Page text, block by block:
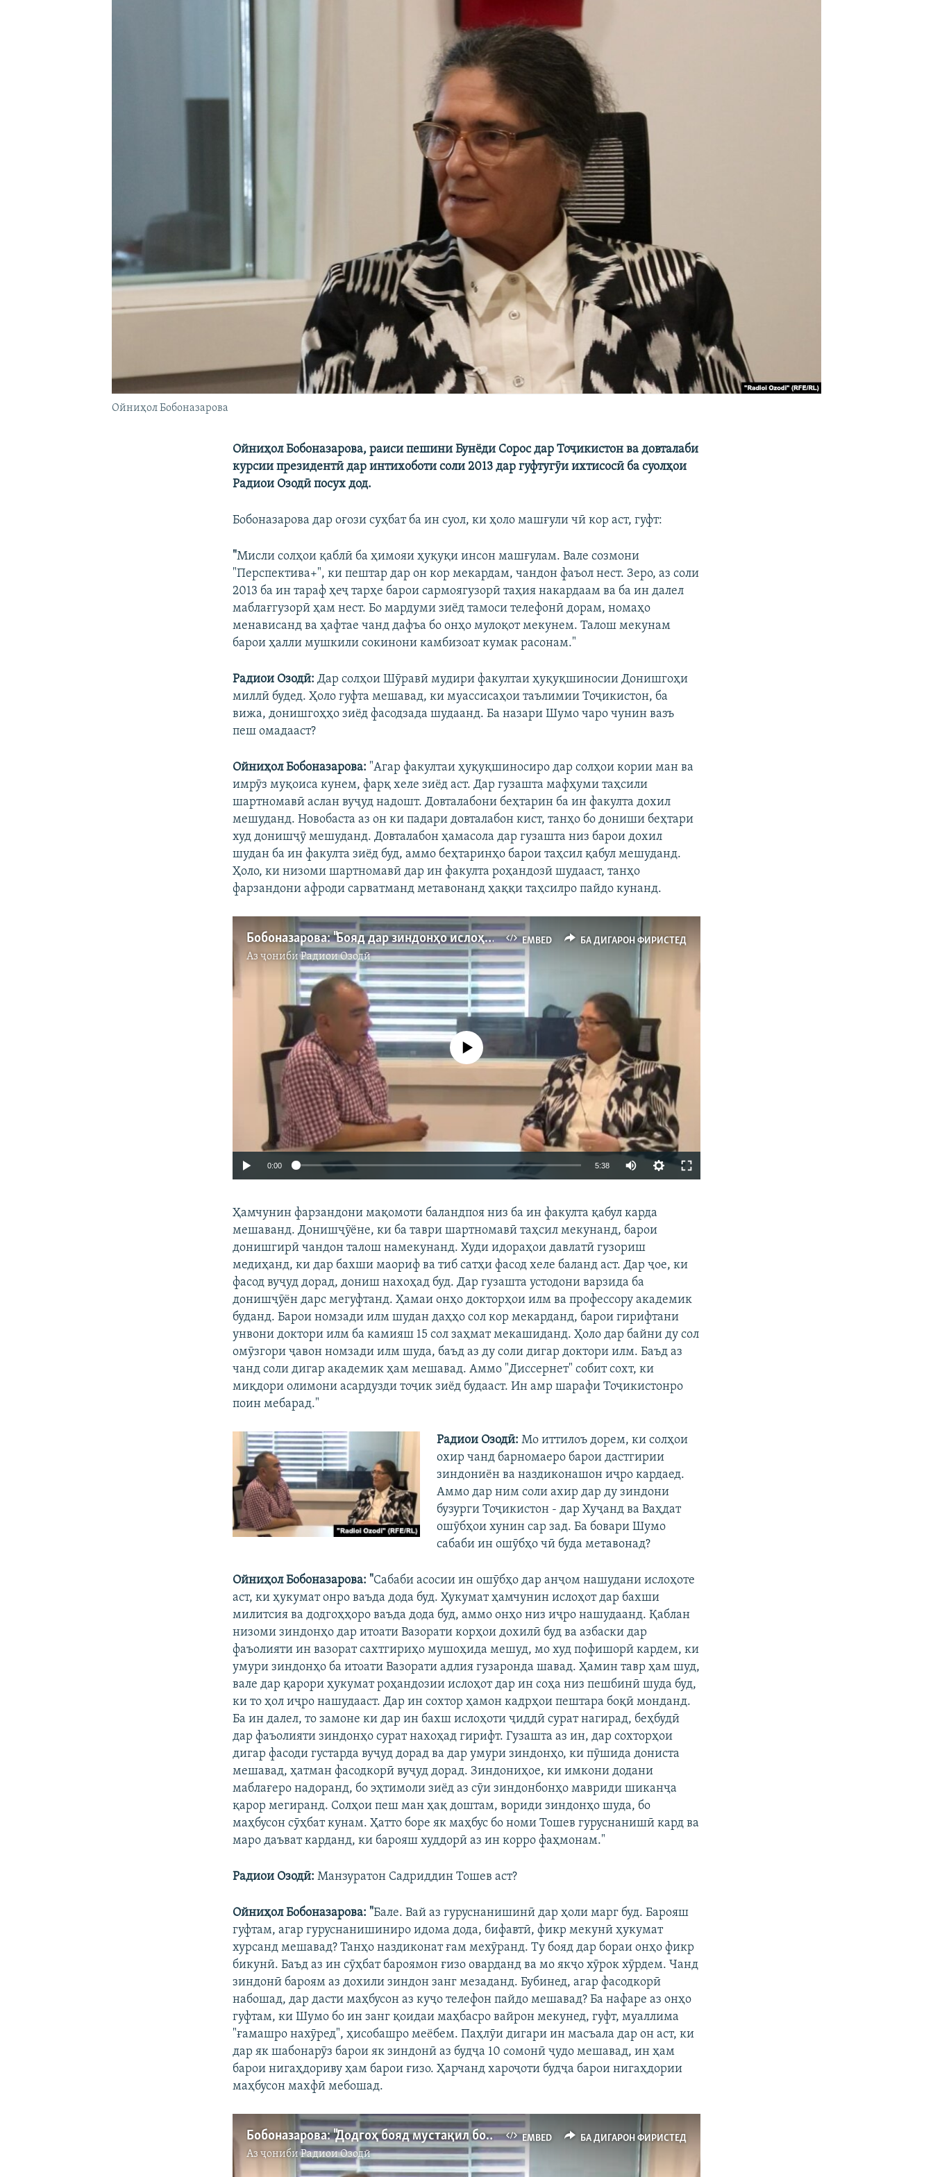
Ойниҳол Бобоназарова
Ойниҳол Бобоназарова, раиси пешини Бунёди Сорос дар Тоҷикистон ва довталаби
курсии президентӣ дар интихоботи соли 2013 дар гуфтугӯи ихтисосӣ ба суолҳои
Радиои Озодӣ посух дод.
Бобоназарова дар оғози суҳбат ба ин суол, ки ҳоло машғули чӣ кор аст, гуфт:
"Мисли солҳои қаблӣ ба ҳимояи ҳуқуқи инсон машғулам. Вале созмони
"Перспектива+", ки пештар дар он кор мекардам, чандон фаъол нест. Зеро, аз соли
2013 ба ин тараф ҳеҷ тарҳе барои сармоягузорӣ таҳия накардаам ва ба ин далел
маблағгузорӣ ҳам нест. Бо мардуми зиёд тамоси телефонӣ дорам, номаҳо
менависанд ва ҳафтае чанд дафъа бо онҳо мулоқот мекунем. Талош мекунам
барои ҳалли мушкили сокинони камбизоат кумак расонам."
Радиои Озодӣ: Дар солҳои Шӯравӣ мудири факултаи ҳуқуқшиносии Донишгоҳи
миллӣ будед. Ҳоло гуфта мешавад, ки муассисаҳои таълимии Тоҷикистон, ба
вижа, донишгоҳҳо зиёд фасодзада шудаанд. Ба назари Шумо чаро чунин вазъ
пеш омадааст?
Ойниҳол Бобоназарова: "Агар факултаи ҳуқуқшиносиро дар солҳои кории ман ва
имрӯз муқоиса кунем, фарқ хеле зиёд аст. Дар гузашта мафҳуми таҳсили
шартномавӣ аслан вуҷуд надошт. Довталабони беҳтарин ба ин факулта дохил
мешуданд. Новобаста аз он ки падари довталабон кист, танҳо бо дониши беҳтари
худ донишҷӯ мешуданд. Довталабон ҳамасола дар гузашта низ барои дохил
шудан ба ин факулта зиёд буд, аммо беҳтаринҳо барои таҳсил қабул мешуданд.
Ҳоло, ки низоми шартномавӣ дар ин факулта роҳандозӣ шудааст, танҳо
фарзандони афроди сарватманд метавонанд ҳаққи таҳсилро пайдо кунанд.
EMBED БА ДИГАРОН ФИРИСТЕД
Бобоназарова: "Бояд дар зиндонҳо ислоҳот сурат бигирад"
Аз ҷонибиРадиои Озодӣ
EMBED БА ДИГАРОН ФИРИСТЕД
Феълан кор намекунад
0:00 5:38
Ҳамчунин фарзандони мақомоти баландпоя низ ба ин факулта қабул карда
мешаванд. Донишҷӯёне, ки ба таври шартномавӣ таҳсил мекунанд, барои
донишгирӣ чандон талош намекунанд. Худи идораҳои давлатӣ гузориш
медиҳанд, ки дар бахши маориф ва тиб сатҳи фасод хеле баланд аст. Дар ҷое, ки
фасод вуҷуд дорад, дониш нахоҳад буд. Дар гузашта устодони варзида ба
донишҷӯён дарс мегуфтанд. Ҳамаи онҳо докторҳои илм ва профессору академик
буданд. Барои номзади илм шудан даҳҳо сол кор мекарданд, барои гирифтани
унвони доктори илм ба камияш 15 сол заҳмат мекашиданд. Ҳоло дар байни ду сол
омӯзгори ҷавон номзади илм шуда, баъд аз ду соли дигар доктори илм. Баъд аз
чанд соли дигар академик ҳам мешавад. Аммо "Диссернет" собит сохт, ки
миқдори олимони асардузди тоҷик зиёд будааст. Ин амр шарафи Тоҷикистонро
поин мебарад."
Радиои Озодӣ: Мо иттилоъ дорем, ки солҳои
охир чанд барномаеро барои дастгирии
зиндониён ва наздиконашон иҷро кардаед.
Аммо дар ним соли ахир дар ду зиндони
бузурги Тоҷикистон - дар Хуҷанд ва Ваҳдат
ошӯбҳои хунин сар зад. Ба бовари Шумо
сабаби ин ошӯбҳо чӣ буда метавонад?
Ойниҳол Бобоназарова: "Сабаби асосии ин ошӯбҳо дар анҷом нашудани ислоҳоте
аст, ки ҳукумат онро ваъда дода буд. Ҳукумат ҳамчунин ислоҳот дар бахши
милитсия ва додгоҳҳоро ваъда дода буд, аммо онҳо низ иҷро нашудаанд. Қаблан
низоми зиндонҳо дар итоати Вазорати корҳои дохилӣ буд ва азбаски дар
фаъолияти ин вазорат сахтгириҳо мушоҳида мешуд, мо худ пофишорӣ кардем, ки
умури зиндонҳо ба итоати Вазорати адлия гузаронда шавад. Ҳамин тавр ҳам шуд,
вале дар қарори ҳукумат роҳандозии ислоҳот дар ин соҳа низ пешбинӣ шуда буд,
ки то ҳол иҷро нашудааст. Дар ин сохтор ҳамон кадрҳои пештара боқӣ монданд.
Ба ин далел, то замоне ки дар ин бахш ислоҳоти ҷиддӣ сурат нагирад, беҳбудӣ
дар фаъолияти зиндонҳо сурат нахоҳад гирифт. Гузашта аз ин, дар сохторҳои
дигар фасоди густарда вуҷуд дорад ва дар умури зиндонҳо, ки пӯшида дониста
мешавад, ҳатман фасодкорӣ вуҷуд дорад. Зиндониҳое, ки имкони додани
маблағеро надоранд, бо эҳтимоли зиёд аз сӯи зиндонбонҳо мавриди шиканҷа
қарор мегиранд. Солҳои пеш ман ҳақ доштам, вориди зиндонҳо шуда, бо
маҳбусон сӯҳбат кунам. Ҳатто боре як маҳбус бо номи Тошев гуруснанишӣ кард ва
маро даъват карданд, ки барояш худдорӣ аз ин корро фаҳмонам."
Радиои Озодӣ: Манзуратон Садриддин Тошев аст?
Ойниҳол Бобоназарова: "Бале. Вай аз гуруснанишинӣ дар ҳоли марг буд. Барояш
гуфтам, агар гуруснанишиниро идома дода, бифавтӣ, фикр мекунӣ ҳукумат
хурсанд мешавад? Танҳо наздиконат ғам мехӯранд. Ту бояд дар бораи онҳо фикр
бикунӣ. Баъд аз ин сӯҳбат бароямон ғизо оварданд ва мо якҷо хӯрок хӯрдем. Чанд
зиндонӣ бароям аз дохили зиндон занг мезаданд. Бубинед, агар фасодкорӣ
набошад, дар дасти маҳбусон аз куҷо телефон пайдо мешавад? Ба нафаре аз онҳо
гуфтам, ки Шумо бо ин занг қоидаи маҳбасро вайрон мекунед, гуфт, муаллима
"ғамашро нахӯред", ҳисобашро меёбем. Паҳлӯи дигари ин масъала дар он аст, ки
дар як шабонарӯз барои як зиндонӣ аз будҷа 10 сомонӣ ҷудо мешавад, ин ҳам
барои нигаҳдориву ҳам барои ғизо. Ҳарчанд хароҷоти будҷа барои нигаҳдории
маҳбусон махфӣ мебошад.
EMBED БА ДИГАРОН ФИРИСТЕД
Бобоназарова: "Додгоҳ бояд мустақил бошад"
Аз ҷонибиРадиои Озодӣ